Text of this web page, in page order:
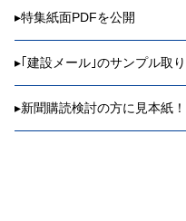
▸特集紙面PDFを公開
▸ ｢建設メール｣のサンプル取
▸新聞購読検討の方に見本紙！